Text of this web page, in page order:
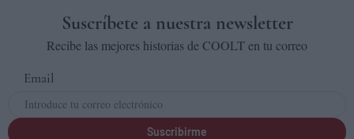
Suscríbete a nuestra newsletter
Recibe las mejores historias de COOLT en tu correo
Email
Suscribirme